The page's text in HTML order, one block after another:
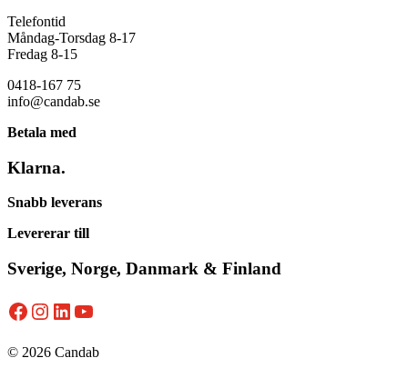
Telefontid
Måndag-Torsdag 8-17
Fredag 8-15
0418-167 75
info@candab.se
Betala med
Klarna.
Snabb leverans
Levererar till
Sverige, Norge, Danmark & Finland
Facebook
Instagram
LinkedIn
YouTube
© 2026 Candab